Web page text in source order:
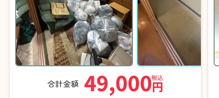
合計金額 49,000円
税込